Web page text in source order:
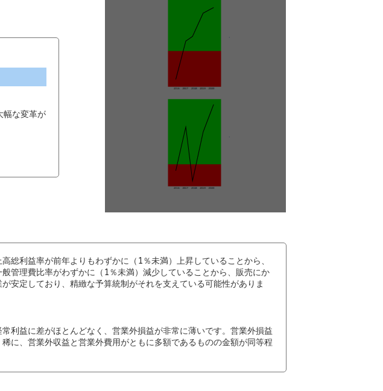
幅な変革が
総利益率が前年よりもわずかに（1％未満）上昇していることから、
管理費比率がわずかに（1％未満）減少していることから、販売にか
安定しており、精緻な予算統制がそれを支えている可能性がありま
利益に差がほとんどなく、営業外損益が非常に薄いです。営業外損益
に、営業外収益と営業外費用がともに多額であるものの金額が同等程